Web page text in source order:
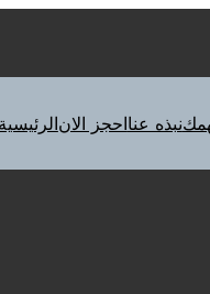
الرئيسيةاحجز الاننبذه عنا